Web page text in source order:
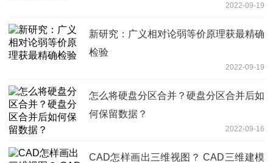
2022-09-19
新研究：广义相对论弱等价原理获最精确
检验
2022-09-19
怎么将硬盘分区合并？硬盘分区合并后如
何保留数据？
2022-09-16
CAD怎样画出三维视图？ CAD三维建模